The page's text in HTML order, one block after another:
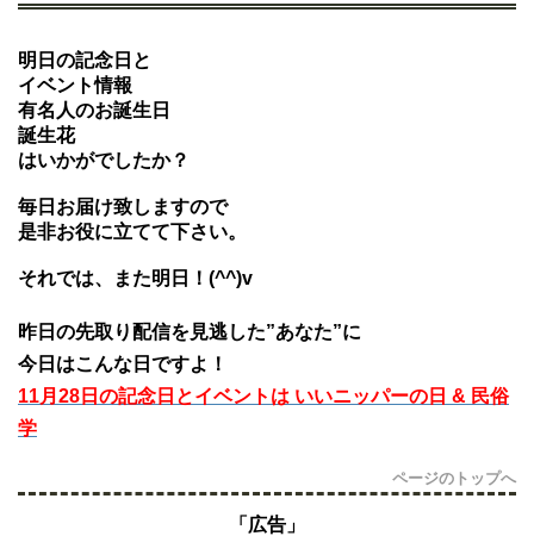
明日の記念日と
イベント情報
有名人のお誕生日
誕生花
はいかがでしたか？
毎日お届け致しますので
是非お役に立てて下さい。
それでは、また明日！(^^)v
昨日の先取り配信を見逃した”あなた”に
今日はこんな日ですよ！
11月28日の記念日とイベントは いいニッパーの日 & 民俗
学
ページのトップへ
「広告」